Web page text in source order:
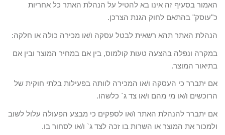
האמור בסעיף זה אינו בא להטיל על הנהלת האתר כל אחריות
כ"עוסק" בהתאם לחוק הגנת הצרכן.
הנהלת האתר תהא רשאית לבטל עסקה ו/או מכירה כולה או חלקה:
במקרה ונפלה בהצעה טעות קולמוס, בין אם במחיר המוצר ובין אם
בתיאור המוצר.
אם יתברר כי העסקה ו/או המכירה לוותה בפעילות בלתי חוקית של
הרוכשים ו/או מי מהם ו/או צד ג` כלשהו.
אם יתברר להנהלת האתר ו/או לספקים כי מבצע הפעולה עלול לשוב
ולמכור את המוצר או השרות בו זכה לצד ג` ו/או לסחור בו.